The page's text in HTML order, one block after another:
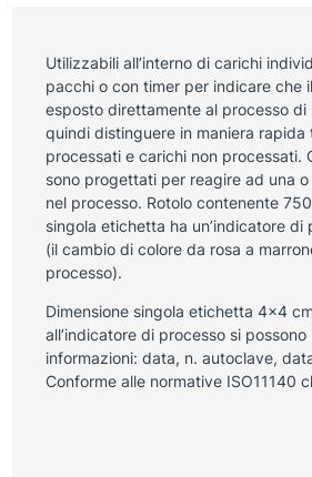
Utilizzabili all’interno di carichi
pacchi o con timer per indicare che
esposto direttamente al processo di
quindi distinguere in maniera rapida
processati e carichi non processati.
sono progettati per reagire ad una
nel processo. Rotolo contenente
singola etichetta ha un’indicatore di
(il cambio di colore da rosa a
processo).
Dimensione singola etichetta 4×4
all’indicatore di processo si
informazioni: data, n. autoclave,
Conforme alle normative ISO11140